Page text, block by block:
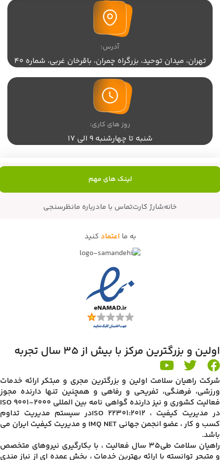
آدرس:
تهران،‌ میدان توحید، بزرگراه چمران، باقرخان غربی، شماره 40
روز های کاری:
شنبه تا چهارشنبه 9 الی 17
لینک های مهم
خانهشارژ کارتتماس با مادرباره مانظرسنجی
اولین و بزرگترین مرکز با بیش از 35 سال تجربه
شرکت راهیان سلامت اولین و بزرگترین مجری و مبتکر ارائه خدمات
ورزشی، فرهنگی، تفریحی و رفاهی و همچنین تنها دارنده مجوز
فعالیت کشوری و نیز دارنده گواهی نامه بین المللی ISO 9001-2000
در مدیریت کیفیت ، ISO 22301:2012در سیستم مدیریت تداوم
کسب و کار ، عضو انجمن جهانی IMQ NET و مدیریت کیفیت ایران می
باشد.
راهیان سلامت طی35 سال فعالیت ، با بکارگیری نیروهای متخصص
و متبحر توانسته با ارائه بهترین خدمات ، بخش عمده ای از نیاز مندی
به ما اعتماد کنید